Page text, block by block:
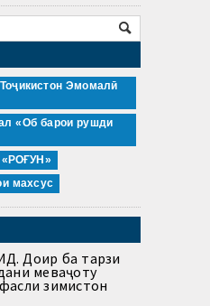
Эмомалӣ
«Об барои рушди
махсус
Доир ба тарзи
меваҷоту
зимистон